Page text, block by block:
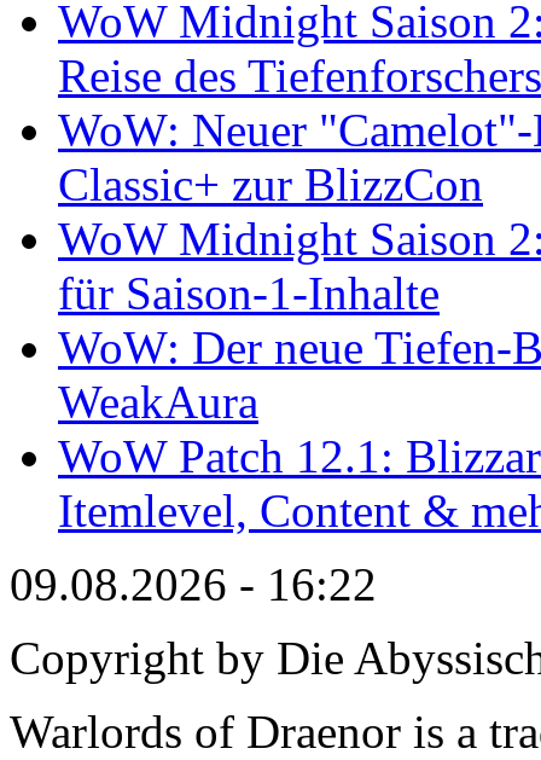
WoW Midnight Saison
Reise des Tiefenforschers
WoW: Neuer
Classic+ zur BlizzCon
WoW Midnight Saison
für Saison-1-Inhalte
WoW: Der neue Tiefen-
WeakAura
WoW Patch 12.1:
Itemlevel, Content &
09.08.2026 - 16:22
Copyright by Die
Warlords of Draenor is a